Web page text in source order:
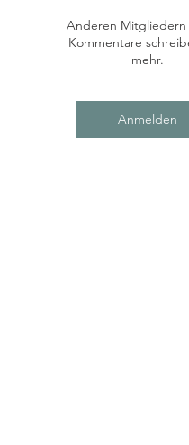
Anderen Mitgliedern
Kommentare
mehr.
Anmelden